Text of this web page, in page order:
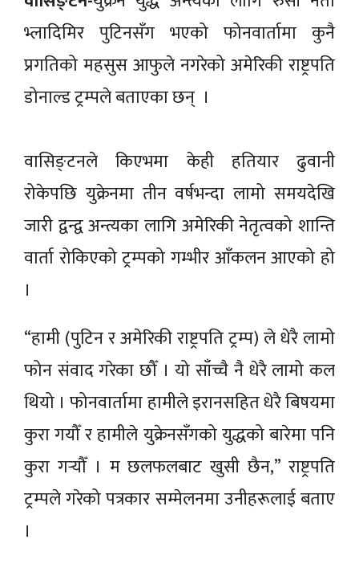
भ्लादिमिर पुटिनसँग भएको फोनवार्तामा कुनै
प्रगतिको महसुस आफुले नगरेको अमेरिकी राष्ट्रपति
डोनाल्ड ट्रम्पले बताएका छन् ।
वासिङ्टनले किएभमा केही हतियार ढुवानी
रोकेपछि युक्रेनमा तीन वर्षभन्दा लामो समयदेखि
जारी द्वन्द्व अन्त्यका लागि अमेरिकी नेतृत्वको शान्ति
वार्ता रोकिएको ट्रम्पको गम्भीर आँकलन आएको हो
।
“हामी (पुटिन र अमेरिकी राष्ट्रपति ट्रम्प) ले धेरै लामो
फोन संवाद गरेका छौँ । यो साँच्चै नै धेरै लामो कल
थियो । फोनवार्तामा हामीले इरानसहित धेरै बिषयमा
कुरा गयौँ र हामीले युक्रेनसँगको युद्धको बारेमा पनि
कुरा गर्‍यौँ । म छलफलबाट खुसी छैन,” राष्ट्रपति
ट्रम्पले गरेको पत्रकार सम्मेलनमा उनीहरूलाई बताए
।